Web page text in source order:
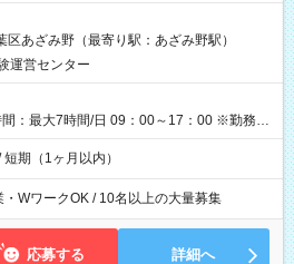
験 8:30～17:30（休憩1時間） 時給1,300円
円＋交通費 ※当日の役割により時給＋100
試験 7:00～13:30（休憩なし） 時給1,300
×6時間＝日収8,400円＋交通費 【試用期
区あざみ野（最寄り駅：あざみ野駅）
運営センター
：最大7時間/日 09：00～17：00 ※勤務時
なります。
期（1ヶ月以内）
WワークOK / 10名以上の大量募集
応募する 詳細へ